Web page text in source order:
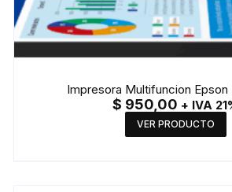
Impresora Multifuncion Epson
$ 950,00 + IVA
VER PRODUCTO